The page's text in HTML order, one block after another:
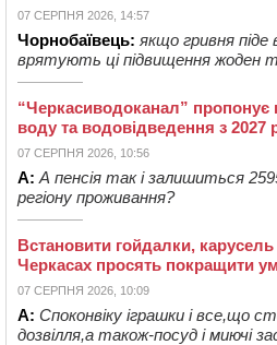
07 СЕРПНЯ 2026, 14:57
Чорнобаївець: якщо гривня піде
врятують ці підвищення жоден
“Черкасиводоканал”
воду та водовідведення з 2027
07 СЕРПНЯ 2026, 10:56
А: А пенсія так і залишиться
регіону проживання?
Встановити гойдалки, карусель
Черкасах просять покращити
07 СЕРПНЯ 2026, 10:09
А: Споконвіку іграшки і все,що
дозвілля,а також-посуд і миючі